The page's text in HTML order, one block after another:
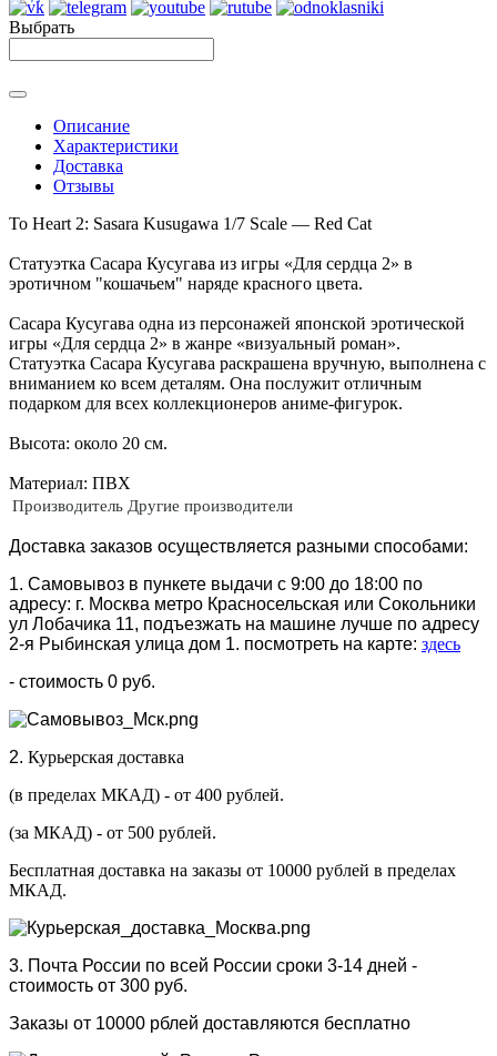
Выбрать
Описание
Характеристики
Доставка
Отзывы
To Heart 2: Sasara Kusugawa 1/7 Scale — Red Cat
Статуэтка Сасара Кусугава из игры «Для сердца 2» в
эротичном "кошачьем" наряде красного цвета.
Сасара Кусугава одна из персонажей японской эротической
игры «Для сердца 2» в жанре «визуальный роман».
Статуэтка Сасара Кусугава раскрашена вручную, выполнена с
вниманием ко всем деталям. Она послужит отличным
подарком для всех коллекционеров аниме-фигурок.
Высота: около 20 см.
Материал: ПВХ
Производитель Другие производители
Доставка заказов осуществляется разными способами:
1. Самовывоз в пункете выдачи с 9:00 до 18:00 по
адресу: г. Москва метро Красносельская или Сокольники
ул Лобачика 11, подъезжать на машине лучше по адресу
2-я Рыбинская улица дом 1. посмотреть на карте: здесь
- стоимость 0 руб.
2. Курьерская доставка
(в пределах МКАД) - от 400 рублей.
(за МКАД) - от 500 рублей.
Бесплатная доставка на заказы от 10000 рублей в пределах
МКАД.
3. Почта России по всей России сроки 3-14 дней -
стоимость от 300 руб.
Заказы от 10000 рблей доставляются бесплатно